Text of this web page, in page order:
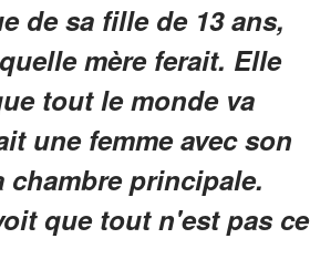
de sa fille de 13 ans,
mère ferait. Elle
tout le monde va
une femme avec son
principale.
que tout n'est pas ce